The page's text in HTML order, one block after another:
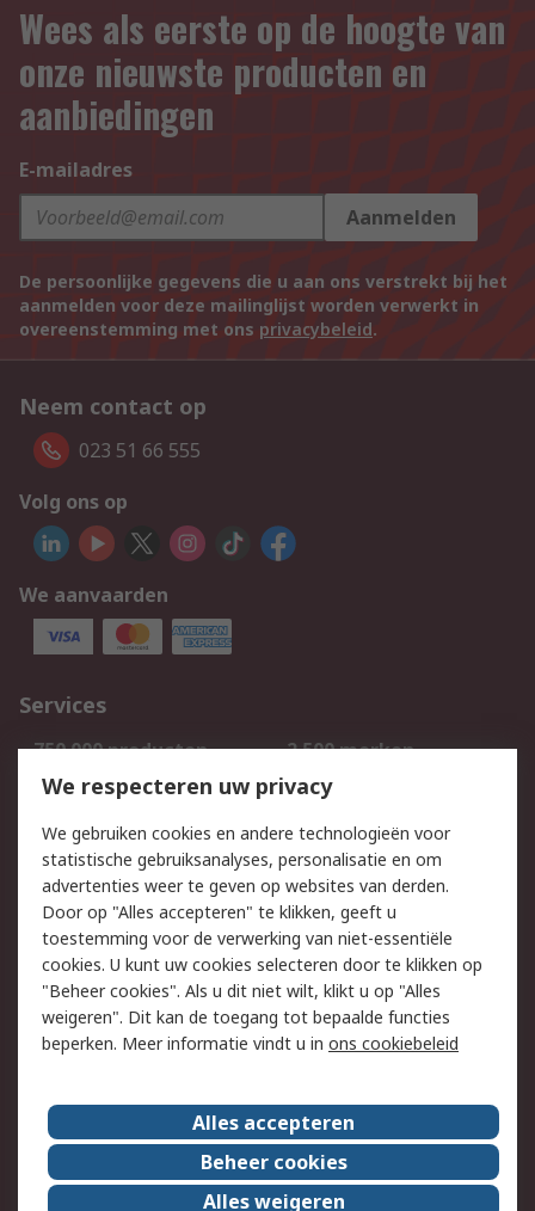
Wees als eerste op de hoogte van
onze nieuwste producten en
aanbiedingen
E-mailadres
Aanmelden
De persoonlijke gegevens die u aan ons verstrekt bij het
aanmelden voor deze mailinglijst worden verwerkt in
overeenstemming met ons privacybeleid.
Neem contact op
023 51 66 555
Volg ons op
We aanvaarden
Services
750.000 producten
2.500 merken
Bestellen
Inkoopoplossingen
Track & Trace
Wettelijk
Cookiebeleid
Email veiligheid
Privacybeleid
Websitevoorwaarden
Algemene
verkoopvoorwaarden
Over RS
RS Group
Over ons
RS wereldwijd
Werken bij RS
We respecteren uw privacy
We gebruiken cookies en andere technologieën voor
statistische gebruiksanalyses, personalisatie en om
advertenties weer te geven op websites van derden.
Door op "Alles accepteren" te klikken, geeft u
toestemming voor de verwerking van niet-essentiële
cookies. U kunt uw cookies selecteren door te klikken op
"Beheer cookies". Als u dit niet wilt, klikt u op "Alles
weigeren". Dit kan de toegang tot bepaalde functies
beperken. Meer informatie vindt u in ons cookiebeleid
Alles accepteren
Beheer cookies
Alles weigeren